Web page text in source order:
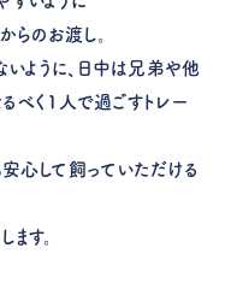
らのお渡し。
いように、日中は兄弟や他
べく1人で過ごすトレー
心して飼っていただける
す。